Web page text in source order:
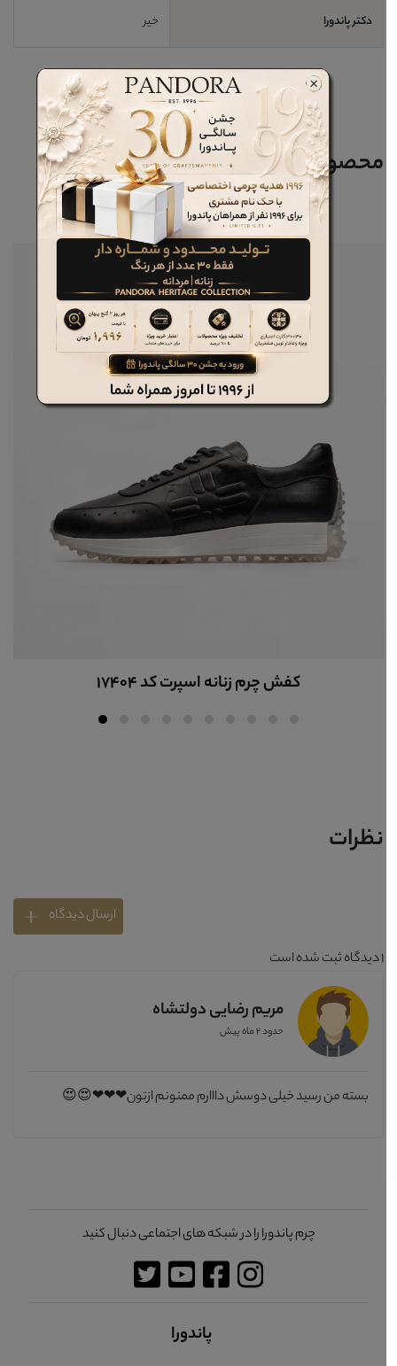
دکتر پاندورا خیر
محصولات مرتبط
کفش چرم زنانه اسپرت کد 17404
نظرات
ارسال دیدگاه
دیدگاه ثبت شده است
مریم رضایی دولتشاه
حدود 2 ماه پیش
بسته من رسید خیلی دوسش دااارم ممنونم ازتون❤❤❤😍😍
چرم پاندورا را در شبکه های اجتماعی دنبال کنید
پاندورا